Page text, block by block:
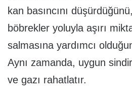
kan basıncını
böbrekler yoluyla aşırı
salmasına yardımcı
Aynı zamanda, uygun
ve gazı rahatlatır.